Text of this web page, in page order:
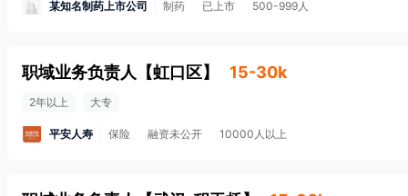
某知名制药上市公司 制药 已上市 500-999人
职域业务负责人 【虹口区】 15-30k
2年以上 大专
平安人寿 保险 融资未公开 10000人以上